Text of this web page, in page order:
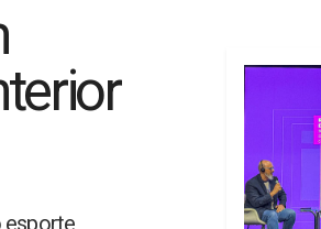
esporte